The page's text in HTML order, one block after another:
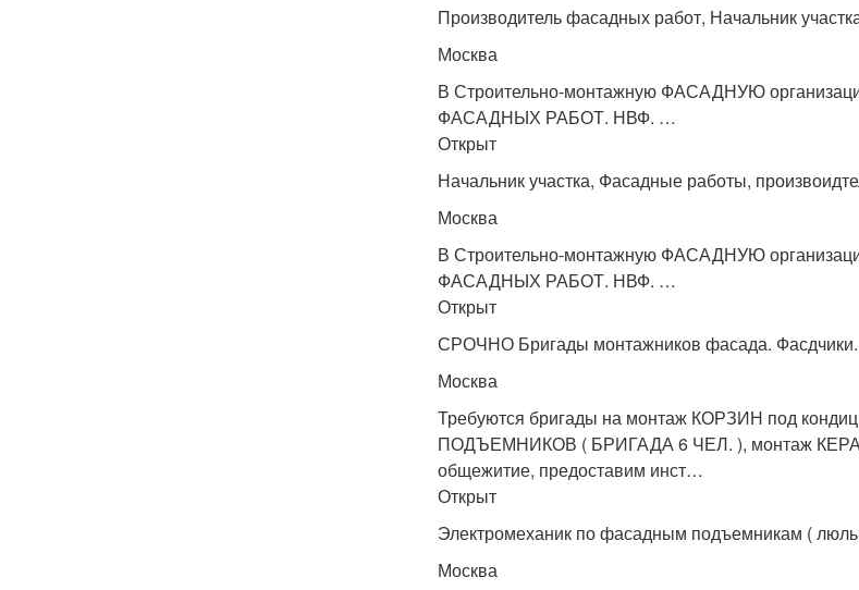
Производитель фасадных работ, Начальник
Москва
В Строительно-монтажную ФАСАДНУЮ
ФАСАДНЫХ РАБОТ. НВФ. …
Открыт
Начальник участка, Фасадные работы,
Москва
В Строительно-монтажную ФАСАДНУЮ
ФАСАДНЫХ РАБОТ. НВФ. …
Открыт
СРОЧНО Бригады монтажников фасада.
Москва
Требуются бригады на монтаж КОРЗИН под
ПОДЪЕМНИКОВ ( БРИГАДА 6 ЧЕЛ. ), монтаж
общежитие, предоставим инст…
Открыт
Электромеханик по фасадным подъемникам (
Москва